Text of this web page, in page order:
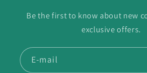
Be the first to know about new
exclusive offers.
E-mail